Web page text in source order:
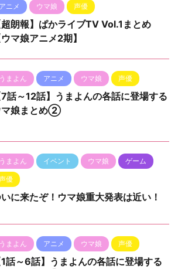
アニメ ウマ娘 声優
超朗報】ぱかライブTV Vol.1まとめ
ウマ娘アニメ2期】
うまよん アニメ ウマ娘 声優
7話～12話】うまよんの各話に登場する
マ娘まとめ②
うまよん イベント ウマ娘 ゲーム
優
に来たぞ！ウマ娘重大発表は近い！
うまよん アニメ ウマ娘 声優
1話～6話】うまよんの各話に登場する